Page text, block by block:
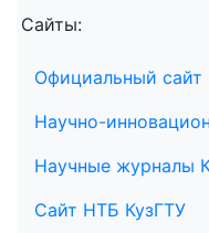
Сайты:
Официальный сайт
Научно-
Научные журналы
Сайт НТБ КузГТУ